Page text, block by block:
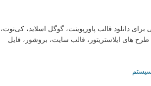
برای دانلود قالب پاورپوینت، گوگل اسلاید، کی‌نوت،
های ایلاستریتور، قالب سایت، بروشور، فایل